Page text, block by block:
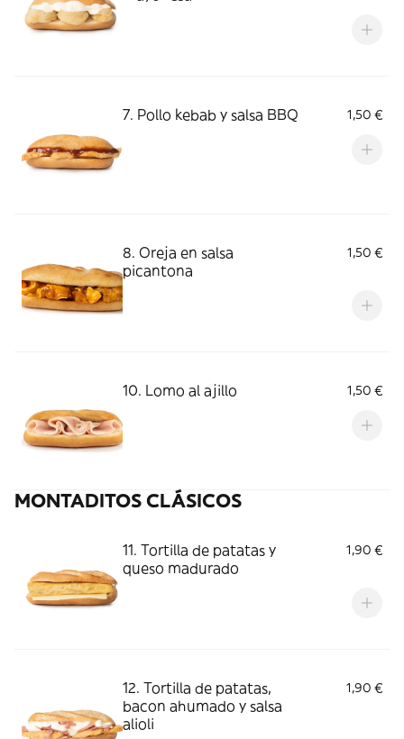
7. Pollo kebab y salsa BBQ 1,50 €
8. Oreja en salsa
picantona
1,50 €
10. Lomo al ajillo 1,50 €
MONTADITOS CLÁSICOS
11. Tortilla de patatas y
queso madurado
1,90 €
12. Tortilla de patatas,
bacon ahumado y salsa
alioli
1,90 €